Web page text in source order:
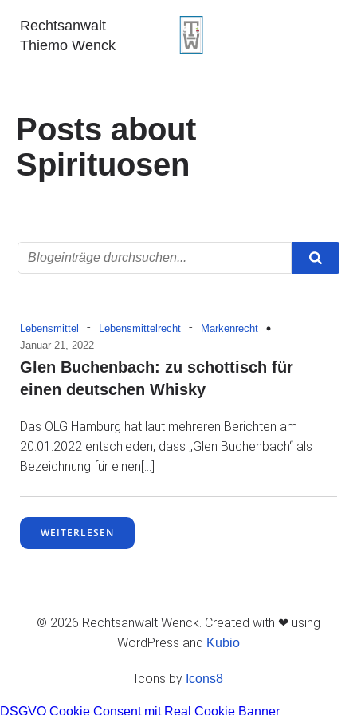
Rechtsanwalt
Thiemo Wenck
Posts about
Spirituosen
Lebensmittel - Lebensmittelrecht -
Markenrecht
Januar 21, 2022
Glen Buchenbach: zu schottisch für
einen deutschen Whisky
Das OLG Hamburg hat laut mehreren Berichten am
20.01.2022 entschieden, dass „Glen Buchenbach“ als
Bezeichnung für einen[…]
WEITERLESEN
© 2026 Rechtsanwalt Wenck. Created with ❤ using
WordPress and Kubio
Icons by Icons8
DSGVO Cookie Consent mit Real Cookie Banner